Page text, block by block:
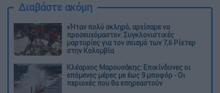
Διαβάστε ακόμη
«Ήταν πολύ σκληρό, αρχίσαμε να
προσευχόμαστε»: Συγκλονιστικές
μαρτυρίες για τον σεισμό των 7,6 Ρίχτερ
στην Κολομβία
Κλέαρχος Μαρουσάκης: Επικίνδυνες οι
επόμενες μέρες με έως 9 μποφόρ - Οι
περιοχές που θα επηρεαστούν